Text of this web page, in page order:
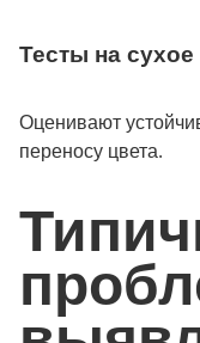
Тесты на
Оценивают
переносу цвета.